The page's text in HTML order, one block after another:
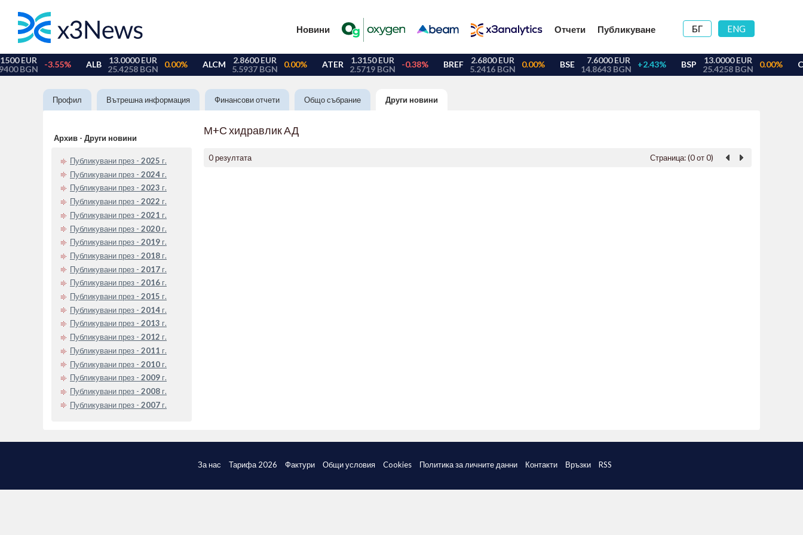
БГ ENG
Новини Отчети Публикуване
Профил Вътрешна информация Финансови отчети Общо събрание Други новини
Архив - Други новини
Публикувани през - 2025 г.
Публикувани през - 2024 г.
Публикувани през - 2023 г.
Публикувани през - 2022 г.
Публикувани през - 2021 г.
Публикувани през - 2020 г.
Публикувани през - 2019 г.
Публикувани през - 2018 г.
Публикувани през - 2017 г.
Публикувани през - 2016 г.
Публикувани през - 2015 г.
Публикувани през - 2014 г.
Публикувани през - 2013 г.
Публикувани през - 2012 г.
Публикувани през - 2011 г.
Публикувани през - 2010 г.
Публикувани през - 2009 г.
Публикувани през - 2008 г.
Публикувани през - 2007 г.
М+С хидравлик АД
0 резултата Страница: (0 от 0)
За нас Тарифа 2026 Фактури Общи условия Cookies Политика за личните данни Контакти Връзки RSS